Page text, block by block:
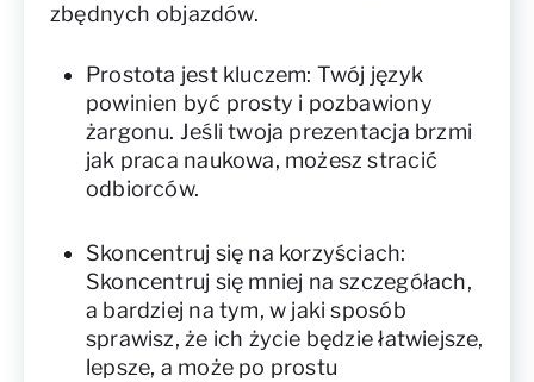
zbędnych objazdów.
Prostota jest kluczem: Twój język
powinien być prosty i pozbawiony
żargonu. Jeśli twoja prezentacja brzmi
jak praca naukowa, możesz stracić
odbiorców.
Skoncentruj się na korzyściach:
Skoncentruj się mniej na szczegółach,
a bardziej na tym, w jaki sposób
sprawisz, że ich życie będzie łatwiejsze,
lepsze, a może po prostu